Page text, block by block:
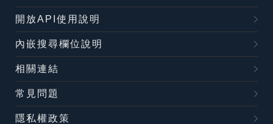
開放API使用說明
內嵌搜尋欄位說明
相關連結
常見問題
隱私權政策